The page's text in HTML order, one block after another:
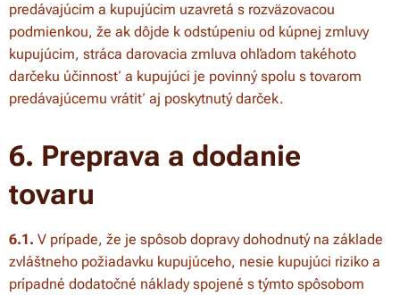
predávajúcim a kupujúcim uzavretá s rozväzovacou
podmienkou, že ak dôjde k odstúpeniu od kúpnej zmluvy
kupujúcim, stráca darovacia zmluva ohľadom takéhoto
darčeku účinnosť a kupujúci je povinný spolu s tovarom
predávajúcemu vrátiť aj poskytnutý darček.
6. Preprava a dodanie
tovaru
6.1. V prípade, že je spôsob dopravy dohodnutý na základe
zvláštneho požiadavku kupujúceho, nesie kupujúci riziko a
prípadné dodatočné náklady spojené s týmto spôsobom